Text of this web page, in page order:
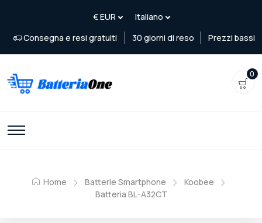
Consegna e resi gratuiti 30 giorni di reso Prezzi bassi
0
Home Batterie Smartphone
Koobee
Batteria BL-A32CT